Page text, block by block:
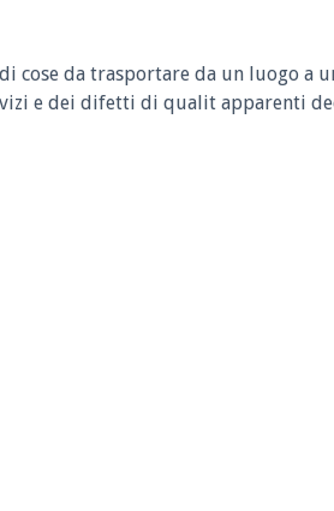
cose da trasportare da un luogo a
e dei difetti di qualit apparenti